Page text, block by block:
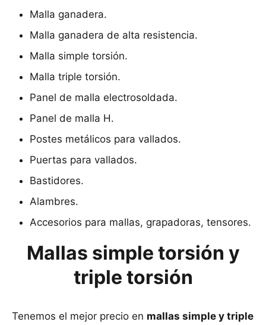
Malla ganadera.
Malla ganadera de alta resistencia.
Malla simple torsión.
Malla triple torsión.
Panel de malla electrosoldada.
Panel de malla H.
Postes metálicos para vallados.
Puertas para vallados.
Bastidores.
Alambres.
Accesorios para mallas, grapadoras, tensores.
Mallas simple torsión y
triple torsión
Tenemos el mejor precio en mallas simple y triple